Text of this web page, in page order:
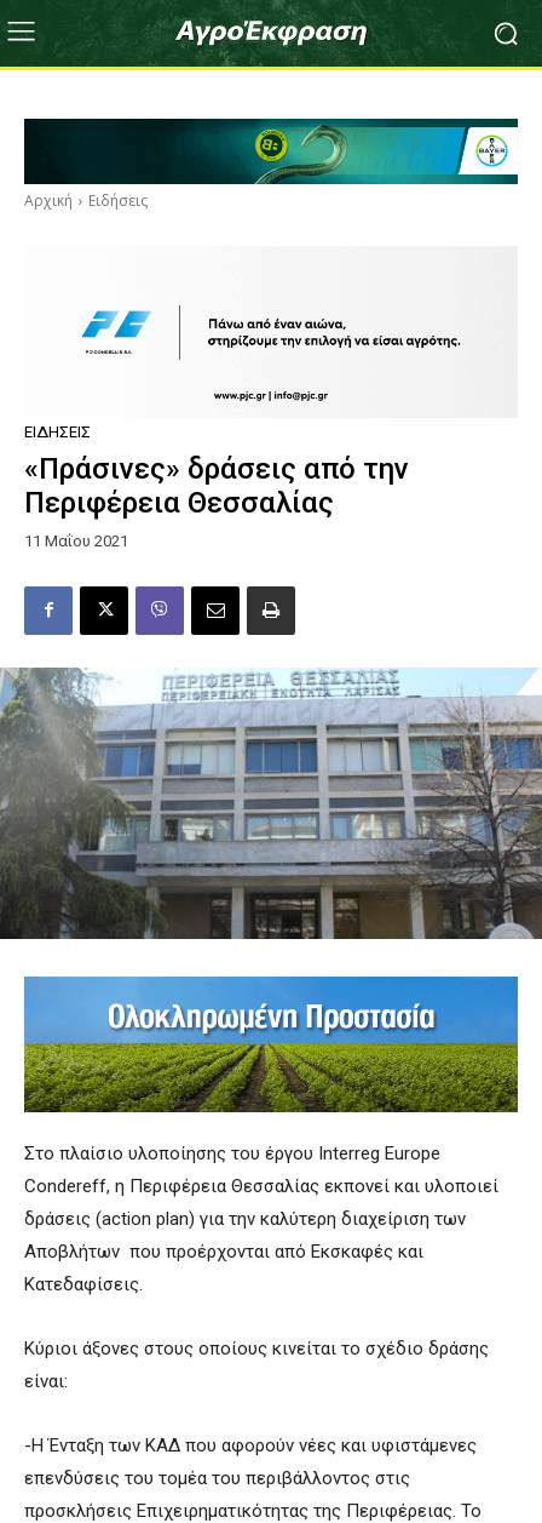
Αρχική Ειδήσεις
ΕΙΔΉΣΕΙΣ
«Πράσινες» δράσεις από την
Περιφέρεια Θεσσαλίας
11 Μαΐου 2021
Στο πλαίσιο υλοποίησης του έργου Interreg Europe
Condereff, η Περιφέρεια Θεσσαλίας εκπονεί και υλοποιεί
δράσεις (action plan) για την καλύτερη διαχείριση των
Αποβλήτων που προέρχονται από Εκσκαφές και
Κατεδαφίσεις.
Κύριοι άξονες στους οποίους κινείται το σχέδιο δράσης
είναι:
-Η Ένταξη των ΚΑΔ που αφορούν νέες και υφιστάμενες
επενδύσεις του τομέα του περιβάλλοντος στις
προσκλήσεις Επιχειρηματικότητας της Περιφέρειας. Το